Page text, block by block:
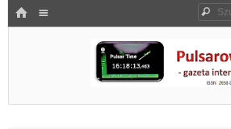
HOME
Pulsarowy.pl